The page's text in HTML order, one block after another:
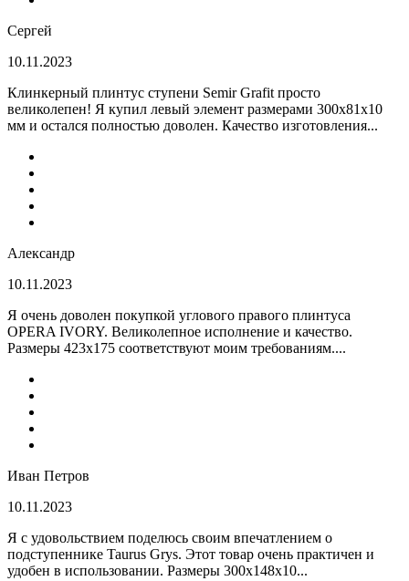
Сергей
10.11.2023
Клинкерный плинтус ступени Semir Grafit просто
великолепен! Я купил левый элемент размерами 300х81х10
мм и остался полностью доволен. Качество изготовления...
Александр
10.11.2023
Я очень доволен покупкой углового правого плинтуса
OPERA IVORY. Великолепное исполнение и качество.
Размеры 423х175 соответствуют моим требованиям....
Иван Петров
10.11.2023
Я с удовольствием поделюсь своим впечатлением о
подступеннике Taurus Grys. Этот товар очень практичен и
удобен в использовании. Размеры 300х148х10...